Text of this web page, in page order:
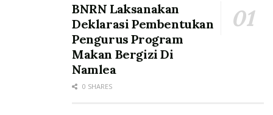
BNRN Laksanakan
Deklarasi Pembentukan
Pengurus Program
Makan Bergizi Di
Namlea
0 SHARES